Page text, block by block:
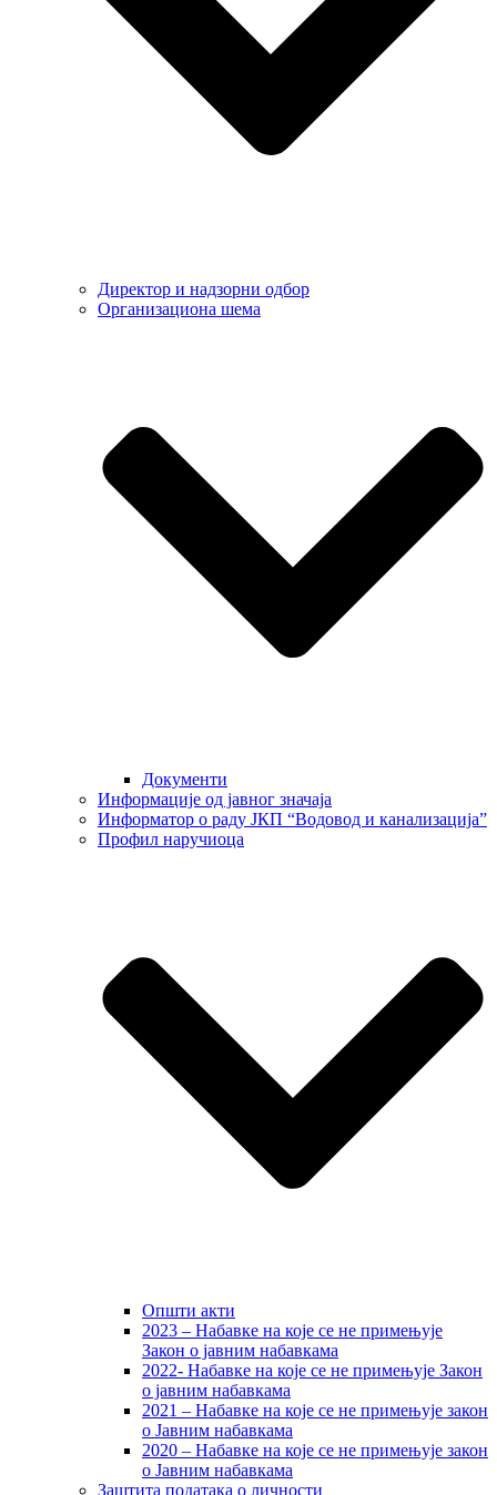
Директор и надзорни одбор
Организациона шема
Документи
Информације од јавног значаја
Информатор о раду ЈКП “Водовод и канализација”
Профил наручиоца
Општи акти
2023 – Набавке на које се не примењује
Закон о јавним набавкама
2022- Набавке на које се не примењује Закон
о јавним набавкама
2021 – Набавке на које се не примењује закон
о Јавним набавкама
2020 – Набавке на које се не примењује закон
о Јавним набавкама
Заштита података о личности